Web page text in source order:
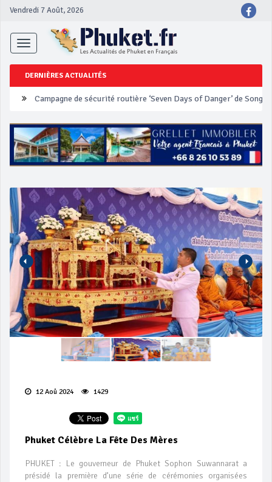
Vendredi 7 Août, 2026
Toggle
navigation
DERNIÈRES ACTUALITÉS
Un touriste français blessé en se faisant arracher son collier en
Phuket Peranakan Festival
‘Phuket Eye’ assurera la sécurité pendant Songkran
Campagne de sécurité routière ‘Seven Days of Danger’ de
12 Aoû 2024 1429
Phuket Célèbre La Fête Des Mères
PHUKET : Le gouverneur de Phuket Sophon Suwannarat a
présidé la première d’une série de cérémonies organisées